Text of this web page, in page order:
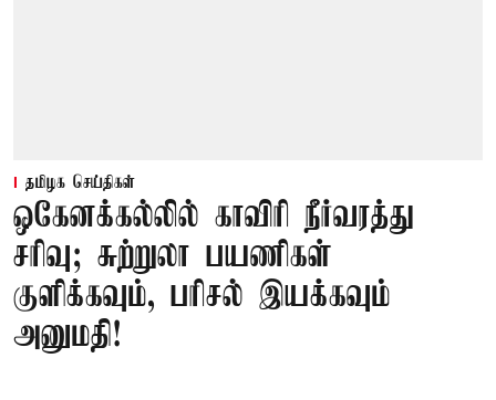
தமிழக செய்திகள்
ஒகேனக்கல்லில் காவிரி நீர்வரத்து
சரிவு; சுற்றுலா பயணிகள்
குளிக்கவும், பரிசல் இயக்கவும்
அனுமதி!